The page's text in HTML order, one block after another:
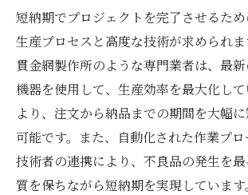
トータルのプロジェクト時間
金網加工の専門技術とその重要性
高精度な加工技術の種類
最新技術の導入とその効果
専門技術がもたらす品質向上
高度な技術が必要な場面
技術革新によるコスト削減
短納期でプロジェクトを完了させるた
生産プロセスと高度な技術が求められ
貫金網製作所のような専門業者は、最
機器を使用して、生産効率を最大化し
より、注文から納品までの期間を大幅
可能です。また、自動化された作業プ
技術者の連携により、不良品の発生を
質を保ちながら短納期を実現していま